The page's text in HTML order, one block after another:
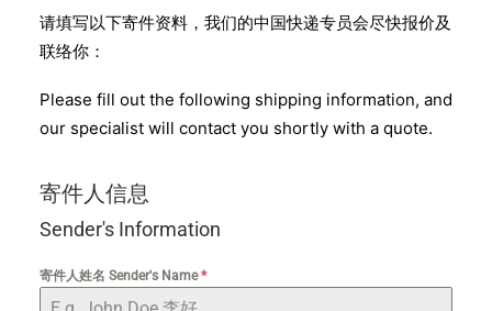
请填写以下寄件资料，我们的中国快递专员会尽快报价及
联络你：
Please fill out the following shipping information, and
our specialist will contact you shortly with a quote.
寄件人信息
Sender's Information
寄件人姓名 Sender's Name*